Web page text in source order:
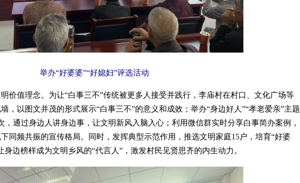
举办“好婆婆”“好媳妇”评选活动
价值理念。 为让“白事三不”传统被更多人接受并践行， 李庙村在村口、文化广场等
，以图文并茂的形式展示“白事三不”的意义和成效；举办“身边好人 ”“孝老爱亲”主题
，通过身边人讲身边事，让文明新风入脑入心；利用微信群实时分享白事简办案例，
同频共振的宣传格局。同时，发挥典型示范作用，推选文明家庭15户，培育“好婆
身边榜样成为文明乡风的“代言人 ” ，激发村民见贤思齐的内生动力。